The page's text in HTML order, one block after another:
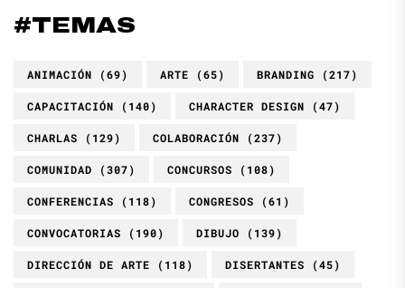
#TEMAS
ANIMACIÓN (69) ARTE (65) BRANDING (217)
CAPACITACIÓN (140) CHARACTER DESIGN (47)
CHARLAS (129) COLABORACIÓN (237)
COMUNIDAD (307) CONCURSOS (108)
CONFERENCIAS (118) CONGRESOS (61)
CONVOCATORIAS (190) DIBUJO (139)
DIRECCIÓN DE ARTE (118) DISERTANTES (45)